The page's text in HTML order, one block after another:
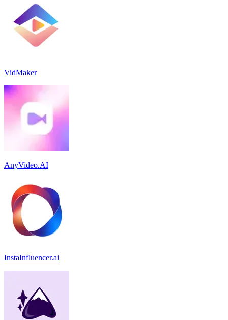
VidMaker
AnyVideo.AI
InstaInfluencer.ai